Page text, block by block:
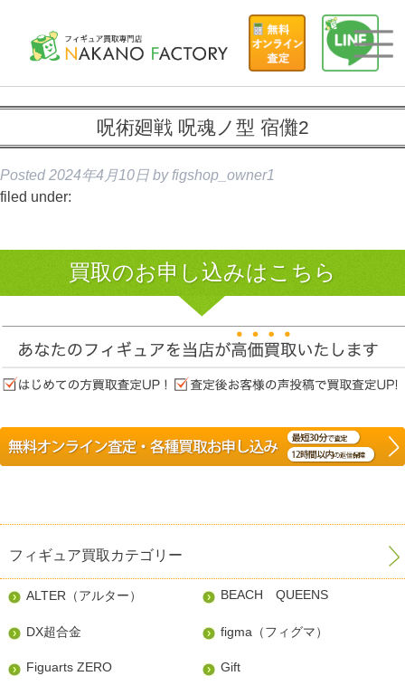
呪術廻戦 呪魂ノ型 宿儺2
Posted 2024年4月10日 by figshop_owner1
filed under:
買取のお申し込みはこちら
フィギュア買取カテゴリー
ALTER（アルター） BEACH QUEENS
DX超合金 figma（フィグマ）
Figuarts ZERO Gift